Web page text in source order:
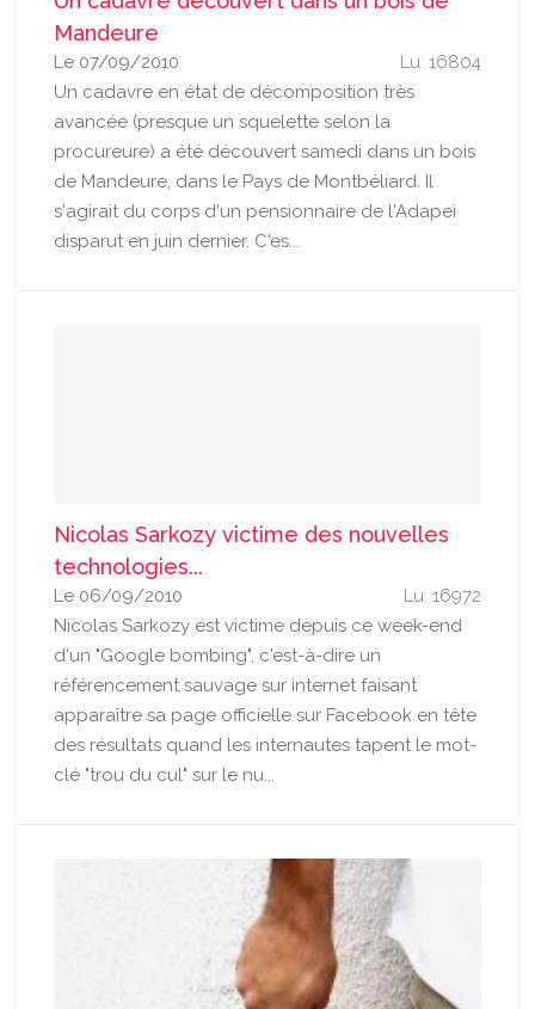
Mandeure
Lu: 16804
Le 07/09/2010
Un cadavre en état de décomposition très
avancée (presque un squelette selon la
procureure) a été découvert samedi dans un bois
de Mandeure, dans le Pays de Montbéliard. Il
s'agirait du corps d'un pensionnaire de l'Adapei
disparut en juin dernier. C'es...
Nicolas Sarkozy victime des nouvelles
technologies...
Lu: 16972
Le 06/09/2010
Nicolas Sarkozy est victime depuis ce week-end
d'un "Google bombing", c'est-à-dire un
référencement sauvage sur internet faisant
apparaître sa page officielle sur Facebook en tête
des résultats quand les internautes tapent le mot-
clé "trou du cul" sur le nu...